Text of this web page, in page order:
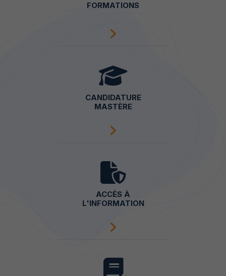
FORMATIONS
CANDIDATURE
MASTÈRE
ACCÈS À
L'INFORMATION